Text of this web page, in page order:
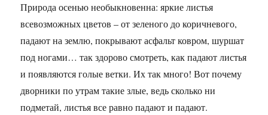
Природа осенью необыкновенна: яркие листья
всевозможных цветов – от зеленого до коричневого,
падают на землю, покрывают асфальт ковром, шуршат
под ногами… так здорово смотреть, как падают листья
и появляются голые ветки. Их так много! Вот почему
дворники по утрам такие злые, ведь сколько ни
подметай, листья все равно падают и падают.